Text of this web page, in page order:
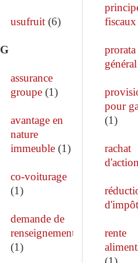
usufruit(6)
G
assurance
groupe(1)
avantage en
nature
immeuble(1)
co-voiturage
(1)
demande de
renseignements
(1)
fiscaux
prorata
général
pour
(1)
rachat
d'impôt
rente